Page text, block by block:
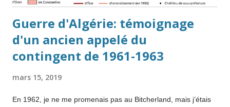
Guerre d'Algérie: témoignage
d'un ancien appelé du
contingent de 1961-1963
mars 15, 2019
En 1962, je ne me promenais pas au Bitcherland, mais j’étais